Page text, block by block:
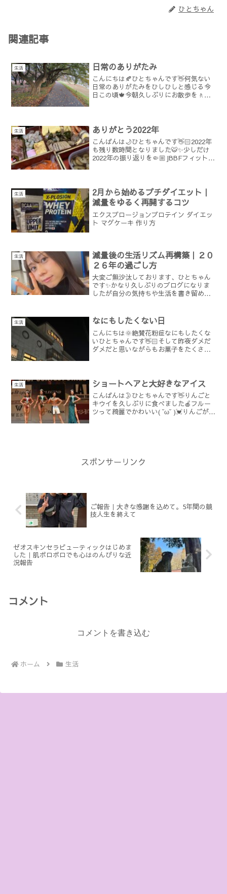
ひとちゃん
関連記事
生活 日常のありがたみ
こんにちは🍂ひとちゃんです👋何気ない
日常のありがたみをひしひしと感じる今
日この頃🍁今朝久しぶりにお散歩を🚶鴨
みます🥶✋朝食は最近の...
生活 ありがとう2022年
こんばんは🌙ひとちゃんです👋🏻2022年
も残り数時間となりました🐯✨少しだけ
2022年の振り返りを🤏🏼JBBFフィットネ
スオールジャ...
生活
2月から始めるプチダイエット｜
減量をゆるく再開するコツ
エクスプロージョンプロテイン ダイエッ
ト マグケーキ 作り方
生活
減量後の生活リズム再構築｜２０
２６年の過ごし方
大変ご無沙汰しております、ひとちゃん
です✨かなり久しぶりのブログになりま
したが自分の気持ちや生活を書き留める
返り🤏2025年は4月から10月まで減量を
していました🏋️...
生活 なにもしたくない日
こんにちは🌞絶賛花粉症なにもしたくな
いひとちゃんです👋🏻そして昨夜ダメだ
ダメだと思いながらもお菓子をたくさん
ます😇)またいつかひと...
生活 ショートヘアと大好きなアイス
こんばんは🌛ひとちゃんです👋りんごと
キウイを久しぶりに食べました🍎フルー
ツって綺麗でかわいい( ˘ω˘ )💓りんごがみ
スポンサーリンク
ご報告｜大きな感謝を込めて。5年間の競
技人生を終えて
ゼオスキンセラピューティックはじめま
した｜肌ボロボロでも心はのんびりな近
況報告
コメント
コメントを書き込む
ホーム 生活